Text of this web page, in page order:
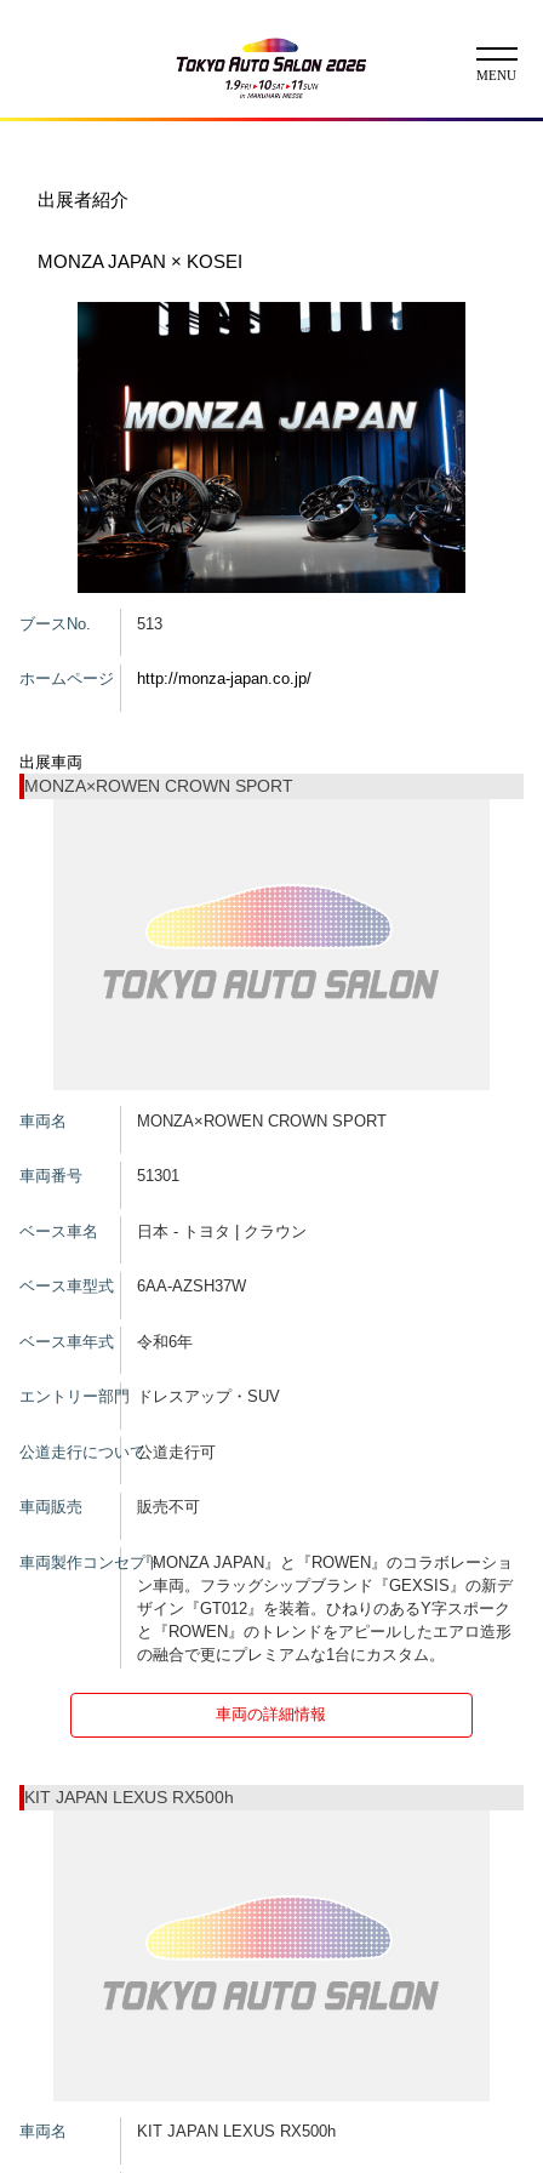
イベント
コンテスト
出展者一覧
展示車両一覧
イメージガール
グッズ
出展者・Exhibitor
出展者紹介
MONZA JAPAN × KOSEI
ブースNo. 513
ホームページ http://monza-japan.co.jp/
出展車両
MONZA×ROWEN CROWN SPORT
車両名 MONZA×ROWEN CROWN SPORT
車両番号 51301
ベース車名 日本 - トヨタ | クラウン
ベース車型式 6AA-AZSH37W
ベース車年式 令和6年
エントリー部門 ドレスアップ・SUV
公道走行について公道走行可
車両販売 販売不可
車両製作コンセプト『MONZA JAPAN』と『ROWEN』のコラボレーショ
ン車両。フラッグシップブランド『GEXSIS』の新デ
ザイン『GT012』を装着。ひねりのあるY字スポーク
と『ROWEN』のトレンドをアピールしたエアロ造形
の融合で更にプレミアムな1台にカスタム。
車両の詳細情報
KIT JAPAN LEXUS RX500h
車両名 KIT JAPAN LEXUS RX500h